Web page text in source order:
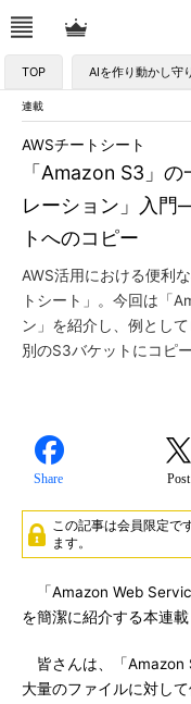
TOP AIを作り動かし守
連載
「Amazon S3」
レーション」入
トへのコピー
AWSチートシート
AWS活用における便利
トシート」。今回は「
ン」を紹介し、例とし
別のS3バケットにコピ
Share Post
この記事は会員限定です
ます。
「Amazon Web
を簡潔に紹介する本連載
皆さんは、「Amazon
大量のファイルに対し